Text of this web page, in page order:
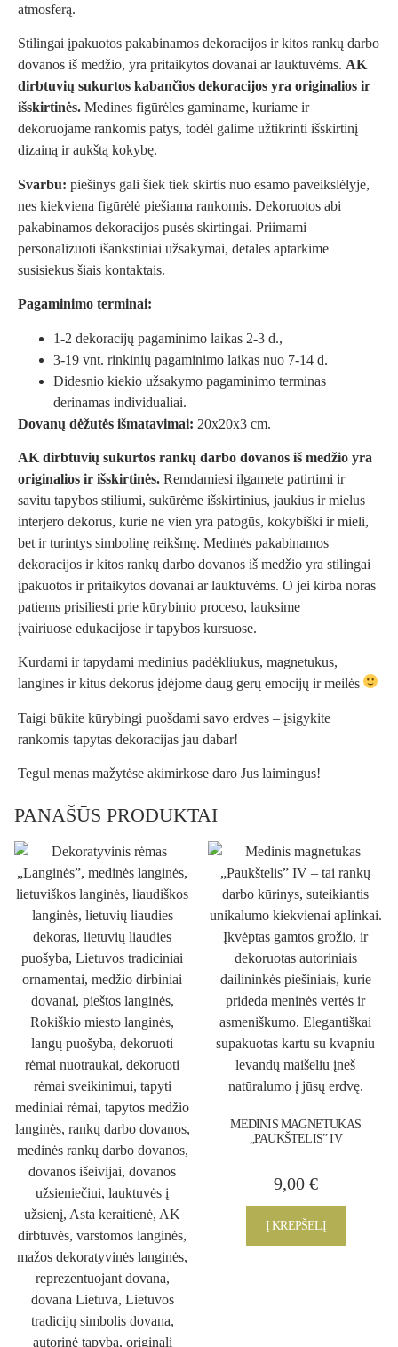
atmosferą.
Stilingai įpakuotos pakabinamos dekoracijos ir kitos rankų darbo
dovanos iš medžio, yra pritaikytos dovanai ar lauktuvėms. AK
dirbtuvių sukurtos kabančios dekoracijos yra originalios ir
išskirtinės. Medines figūrėles gaminame, kuriame ir
dekoruojame rankomis patys, todėl galime užtikrinti išskirtinį
dizainą ir aukštą kokybę.
Svarbu: piešinys gali šiek tiek skirtis nuo esamo paveikslėlyje,
nes kiekviena figūrėlė piešiama rankomis. Dekoruotos abi
pakabinamos dekoracijos pusės skirtingai. Priimami
personalizuoti išankstiniai užsakymai, detales aptarkime
susisiekus šiais kontaktais.
Pagaminimo terminai:
1-2 dekoracijų pagaminimo laikas 2-3 d.,
3-19 vnt. rinkinių pagaminimo laikas nuo 7-14 d.
Didesnio kiekio užsakymo pagaminimo terminas
derinamas individualiai.
Dovanų dėžutės išmatavimai: 20x20x3 cm.
AK dirbtuvių sukurtos rankų darbo dovanos iš medžio yra
originalios ir išskirtinės. Remdamiesi ilgamete patirtimi ir
savitu tapybos stiliumi, sukūrėme išskirtinius, jaukius ir mielus
interjero dekorus, kurie ne vien yra patogūs, kokybiški ir mieli,
bet ir turintys simbolinę reikšmę. Medinės pakabinamos
dekoracijos ir kitos rankų darbo dovanos iš medžio yra stilingai
įpakuotos ir pritaikytos dovanai ar lauktuvėms. O jei kirba noras
patiems prisiliesti prie kūrybinio proceso, lauksime
įvairiuose edukacijose ir tapybos kursuose.
Kurdami ir tapydami medinius padėkliukus, magnetukus,
langines ir kitus dekorus įdėjome daug gerų emocijų ir meilės
Taigi būkite kūrybingi puošdami savo erdves – įsigykite
rankomis tapytas dekoracijas jau dabar!
Tegul menas mažytėse akimirkose daro Jus laimingus!
PANAŠŪS PRODUKTAI
MEDINIS MAGNETUKAS
„PAUKŠTELIS” IV
9,00 €
Į KREPŠELĮ